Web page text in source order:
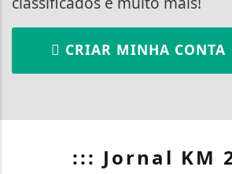
CRIAR MINHA CONTA
::: Jornal KM